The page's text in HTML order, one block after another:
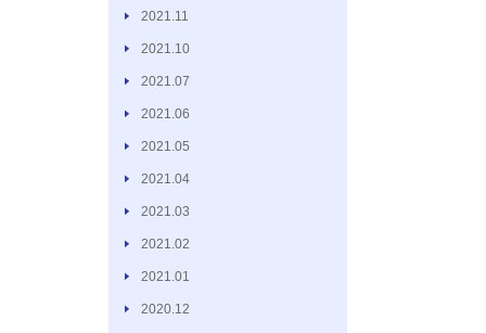
2021.11
2021.10
2021.07
2021.06
2021.05
2021.04
2021.03
2021.02
2021.01
2020.12